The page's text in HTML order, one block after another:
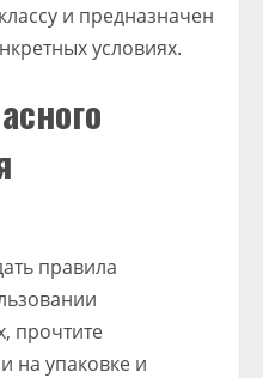
и предназначен
условиях.
правила
прочтите
на упаковке и